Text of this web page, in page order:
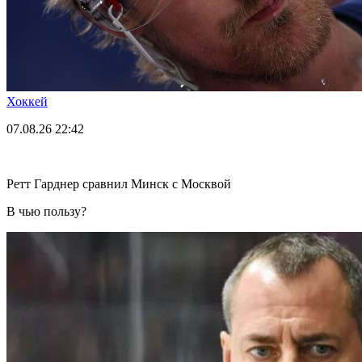
Хоккей
07.08.26 22:42
Ретт Гарднер сравнил Минск с Москвой
В чью пользу?